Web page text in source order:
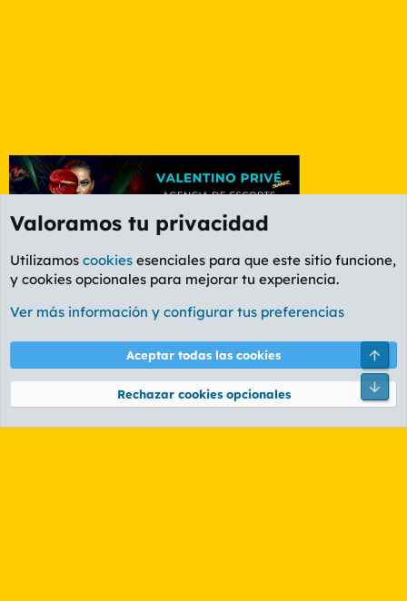
Etiquetas
Cookies
PL OLDSTYLE AMARILLO
Términos y reglas Política de privacidad Ayuda
Community platform by XenForo® © 2010-2026 XenForo Ltd.
Valoramos tu privacidad
Utilizamos cookies esenciales para que este sitio funcione,
y cookies opcionales para mejorar tu experiencia.
Ver más información y configurar tus preferencias
Aceptar todas las cookies
Rechazar cookies opcionales
Pie